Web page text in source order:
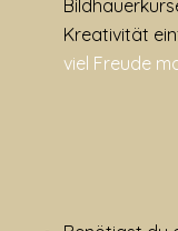
Kreativität
viel Freude